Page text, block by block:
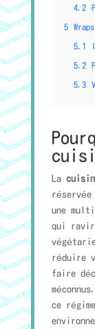
4.2
5
5.1
5.2
5.3
La
une
qui
réduire
faire
ce